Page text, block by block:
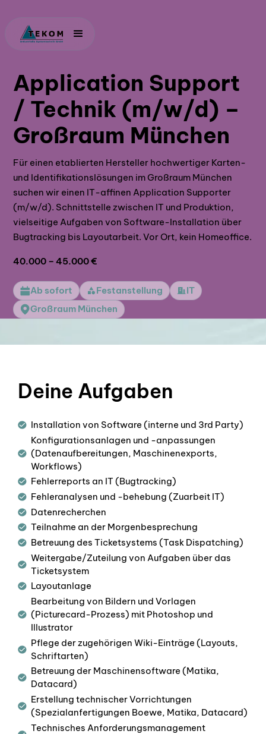
Application Support
/ Technik (m/w/d) –
Großraum München
Für einen etablierten Hersteller hochwertiger Karten-
und Identifikationslösungen im Großraum München
suchen wir einen IT-affinen Application Supporter
(m/w/d). Schnittstelle zwischen IT und Produktion,
vielseitige Aufgaben von Software-Installation über
Bugtracking bis Layoutarbeit. Vor Ort, kein Homeoffice.
40.000 – 45.000 €
Ab sofort Festanstellung
IT
Großraum München
Deine Aufgaben
Installation von Software (interne und 3rd Party)
Konfigurationsanlagen und -anpassungen
(Datenaufbereitungen, Maschinenexports,
Workflows)
Fehlerreports an IT (Bugtracking)
Fehleranalysen und -behebung (Zuarbeit IT)
Datenrecherchen
Teilnahme an der Morgenbesprechung
Betreuung des Ticketsystems (Task Dispatching)
Weitergabe/Zuteilung von Aufgaben über das
Ticketsystem
Layoutanlage
Bearbeitung von Bildern und Vorlagen
(Picturecard-Prozess) mit Photoshop und
Illustrator
Pflege der zugehörigen Wiki-Einträge (Layouts,
Schriftarten)
Betreuung der Maschinensoftware (Matika,
Datacard)
Erstellung technischer Vorrichtungen
(Spezialanfertigungen Boewe, Matika, Datacard)
Technisches Anforderungsmanagement